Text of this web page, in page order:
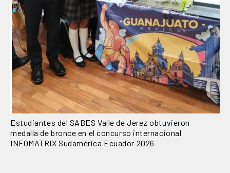
Estudiantes del SABES Valle de Jerez obtuvieron
medalla de bronce en el concurso internacional
INFOMATRIX Sudamérica Ecuador 2026